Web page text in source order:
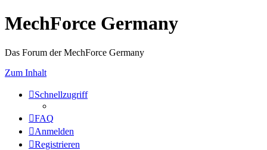
MechForce Germany
Das Forum der MechForce Germany
Zum Inhalt
Schnellzugriff
FAQ
Anmelden
Registrieren